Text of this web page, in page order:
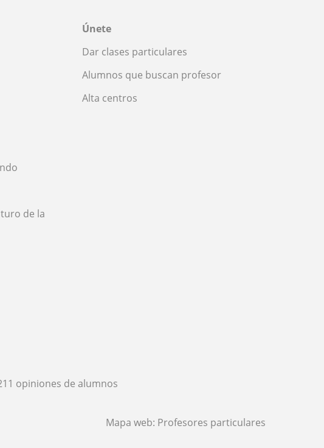
de la
Únete
Dar clases particulares
Alumnos que buscan profesor
Alta centros
opiniones de alumnos
Mapa web: Profesores particulares